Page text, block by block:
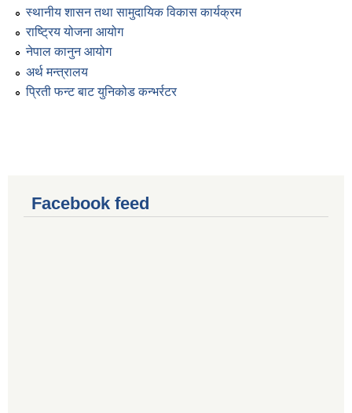
स्थानीय शासन तथा सामुदायिक विकास कार्यक्रम
राष्ट्रिय योजना आयोग
नेपाल कानुन आयोग
अर्थ मन्त्रालय
प्रिती फन्ट बाट युनिकोड कन्भर्रटर
Facebook feed